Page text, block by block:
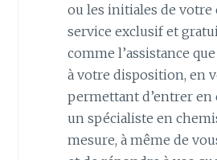
ou les initiales de votre
service exclusif et
comme l’assistance
à votre disposition, en
permettant d’entrer en
un spécialiste en
mesure, à même de